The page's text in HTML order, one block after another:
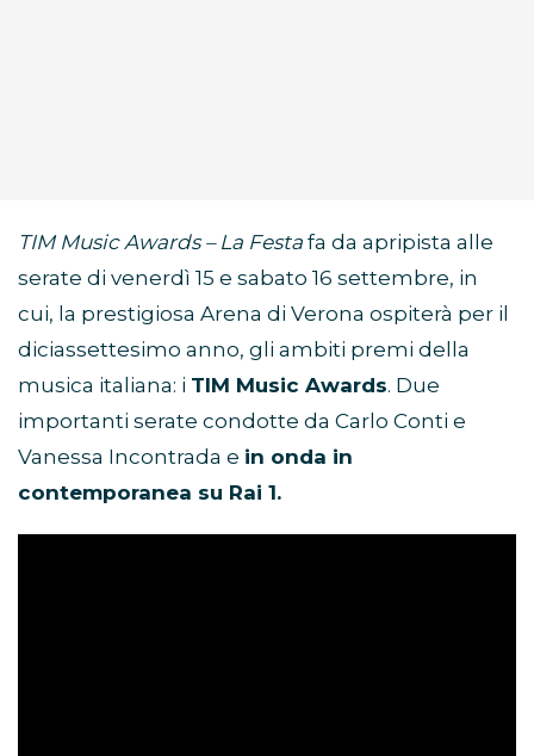
TIM Music Awards – La Festa fa da apripista alle
serate di venerdì 15 e sabato 16 settembre, in
cui, la prestigiosa Arena di Verona ospiterà per il
diciassettesimo anno, gli ambiti premi della
musica italiana: i TIM Music Awards. Due
importanti serate condotte da Carlo Conti e
Vanessa Incontrada e in onda in
contemporanea su Rai 1.